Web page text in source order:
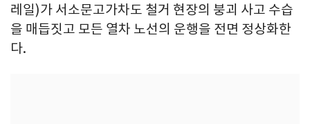
레일)가 서소문고가차도 철거 현장의 붕괴 사고 수습
을 매듭짓고 모든 열차 노선의 운행을 전면 정상화한
다.